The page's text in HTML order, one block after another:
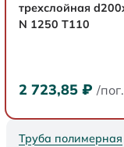
трехслойная
N 1250 Т110
2 723,85 ₽ /
Труба полимерная